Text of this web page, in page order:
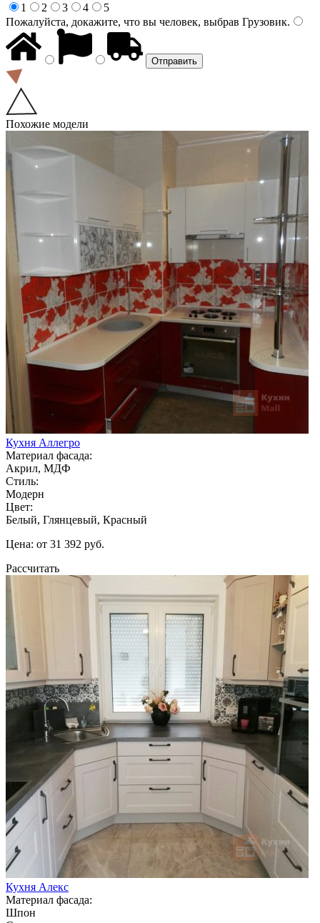
1
2 3 4
5
Пожалуйста, докажите, что вы человек, выбрав Грузовик.
Похожие модели
Кухня Аллегро
Материал фасада:
Акрил, МДФ
Стиль:
Модерн
Цвет:
Белый, Глянцевый, Красный
Цена: от 31 392 руб.
Рассчитать
Кухня Алекс
Материал фасада:
Шпон